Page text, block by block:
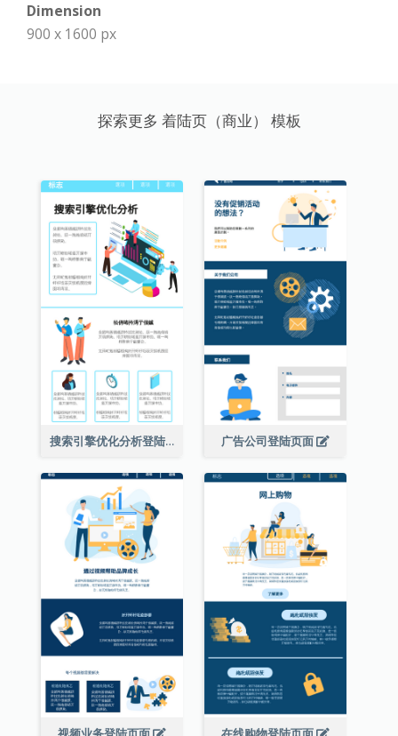
Dimension
900 x 1600 px
探索更多 着陆页（商业） 模板
搜索引擎优化分析登陆页面 广告公司登陆页面